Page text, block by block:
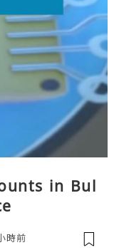
in Bul
時前